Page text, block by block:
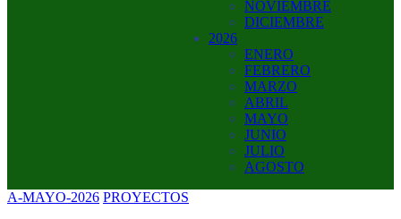
NOVIEMBRE
DICIEMBRE
2026
ENERO
FEBRERO
MARZO
ABRIL
MAYO
JUNIO
JULIO
AGOSTO
A-MAYO-2026 PROYECTOS